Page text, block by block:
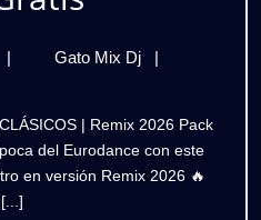
CLASICOS
|
Remix
2026
13
de
| Gato Mix Dj
EURODANCE
|
Remix
2026
|
del Eurodance con este
en versión Remix 2026 🔥